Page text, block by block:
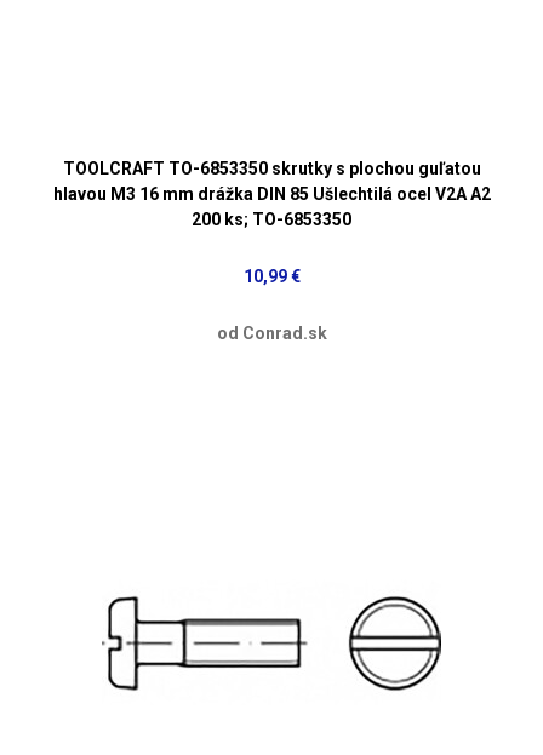
TOOLCRAFT TO-6853350 skrutky s plochou guľatou
hlavou M3 16 mm drážka DIN 85 Ušlechtilá ocel V2A A2
200 ks; TO-6853350
10,99 €
od Conrad.sk